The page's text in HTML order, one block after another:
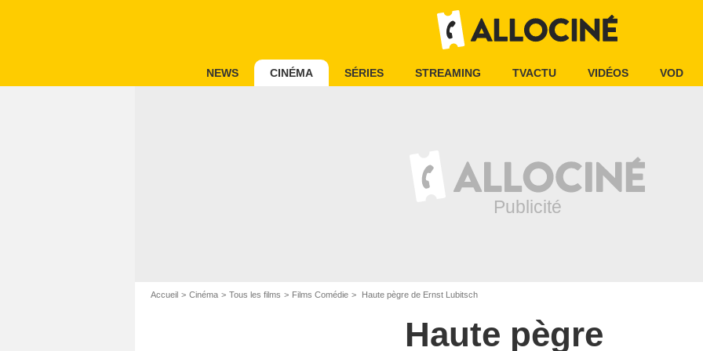
NEWS CINÉMA SÉRIES STREAMING TVACTU VIDÉOS VOD
Accueil Cinéma Tous les films Films Comédie Haute pègre de Ernst Lubitsch
Haute pègre